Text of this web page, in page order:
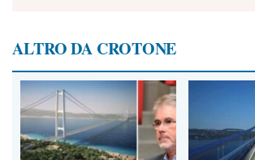
ALTRO DA CROTONE